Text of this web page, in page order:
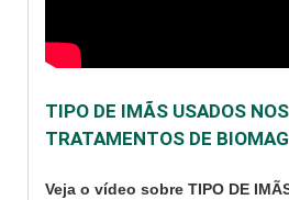
TIPO DE IMÃS USADOS NOS
TRATAMENTOS DE
Veja o vídeo sobre TIPO DE